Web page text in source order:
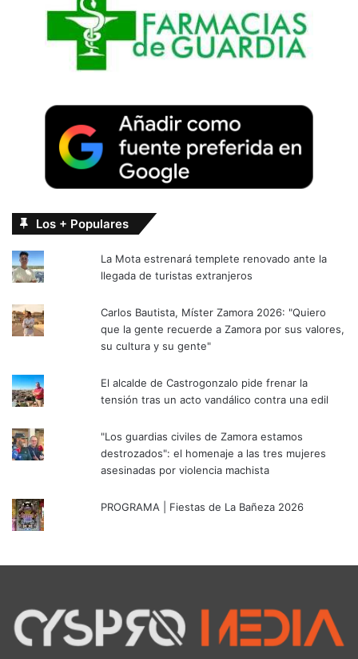
Los + Populares
La Mota estrenará templete renovado ante la
llegada de turistas extranjeros
Carlos Bautista, Míster Zamora 2026: "Quiero
que la gente recuerde a Zamora por sus valores,
su cultura y su gente"
El alcalde de Castrogonzalo pide frenar la
tensión tras un acto vandálico contra una edil
"Los guardias civiles de Zamora estamos
destrozados": el homenaje a las tres mujeres
asesinadas por violencia machista
PROGRAMA | Fiestas de La Bañeza 2026